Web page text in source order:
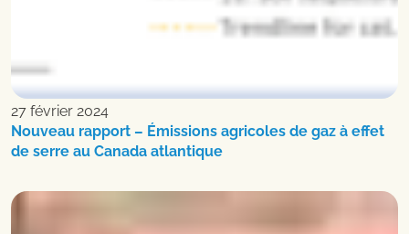
27 février 2024
Nouveau rapport – Émissions agricoles de gaz à effet
de serre au Canada atlantique